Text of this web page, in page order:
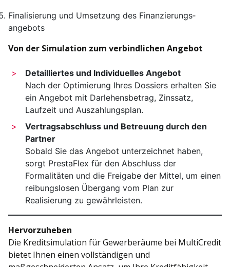
Finalisierung und Umsetzung des Finanzierungs­
angebots
Von der Simulation zum verbindlichen Angebot
Detailliertes und Individuelles Angebot
Nach der Optimierung Ihres Dossiers erhalten Sie
ein Angebot mit Darlehens­betrag, Zinssatz,
Laufzeit und Auszahlungs­plan.
Vertrags­abschluss und Betreuung durch den
Partner
Sobald Sie das Angebot unterzeichnet haben,
sorgt PrestaFlex für den Abschluss der
Formalitäten und die Freigabe der Mittel, um einen
reibungslosen Übergang vom Plan zur
Realisierung zu gewährleisten.
Hervorzuheben
Die Kredit­simulation für Gewerberäume bei MultiCredit
bietet Ihnen einen vollständigen und